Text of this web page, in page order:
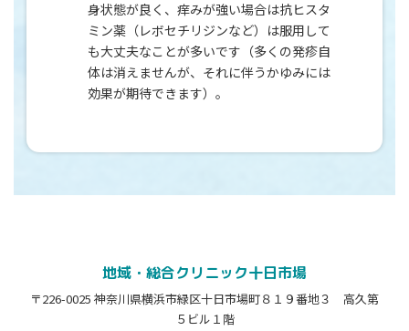
身状態が良く、痒みが強い場合は抗ヒスタ
ミン薬（レボセチリジンなど）は服用して
も大丈夫なことが多いです（多くの発疹自
体は消えませんが、それに伴うかゆみには
効果が期待できます）。
地域・総合クリニック十日市場
〒226-0025 神奈川県横浜市緑区十日市場町８１９番地３ 高久第
５ビル１階